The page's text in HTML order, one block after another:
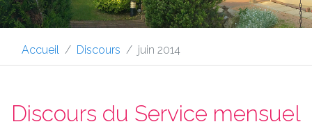
Accueil Discours juin 2014
Discours du Service mensuel